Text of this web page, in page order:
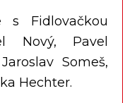
s Fidlovačkou
Nový, Pavel
Someš,
Hechter.